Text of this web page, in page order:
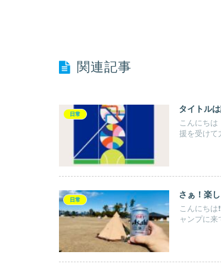
関連記事
日常
タイトル
こんにちは
援を受けて
日常
さぁ！楽
こんにちは
ャンプに来